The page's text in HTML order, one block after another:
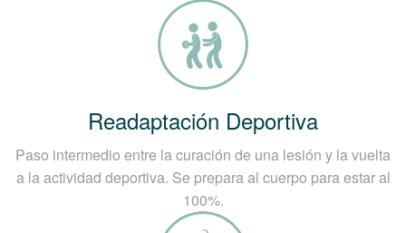
Readaptación Deportiva
Paso intermedio entre la curación de una lesión y la vuelta
a la actividad deportiva. Se prepara al cuerpo para estar al
100%.